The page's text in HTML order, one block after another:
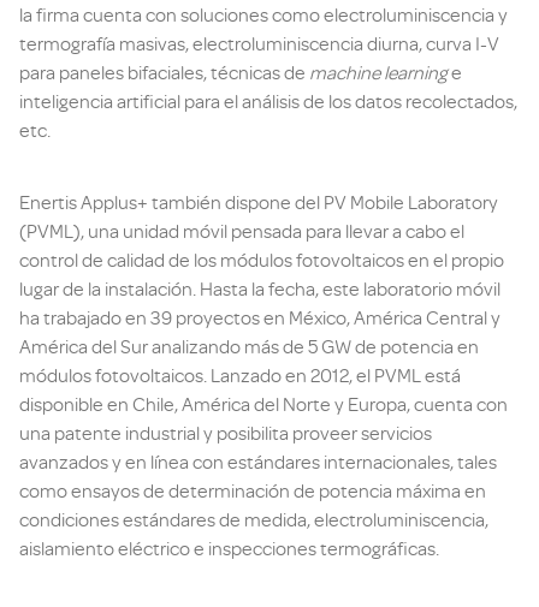
la firma cuenta con soluciones como electroluminiscencia y
termografía masivas, electroluminiscencia diurna, curva I-V
para paneles bifaciales, técnicas de machine learninge
inteligencia artificial para el análisis de los datos recolectados,
etc.
Enertis Applus+ también dispone del PV Mobile Laboratory
(PVML), una unidad móvil pensada para llevar a cabo el
control de calidad de los módulos fotovoltaicos en el propio
lugar de la instalación. Hasta la fecha, este laboratorio móvil
ha trabajado en 39 proyectos en México, América Central y
América del Sur analizando más de 5 GW de potencia en
módulos fotovoltaicos. Lanzado en 2012, el PVML está
disponible en Chile, América del Norte y Europa, cuenta con
una patente industrial y posibilita proveer servicios
avanzados y en línea con estándares internacionales, tales
como ensayos de determinación de potencia máxima en
condiciones estándares de medida, electroluminiscencia,
aislamiento eléctrico e inspecciones termográficas.